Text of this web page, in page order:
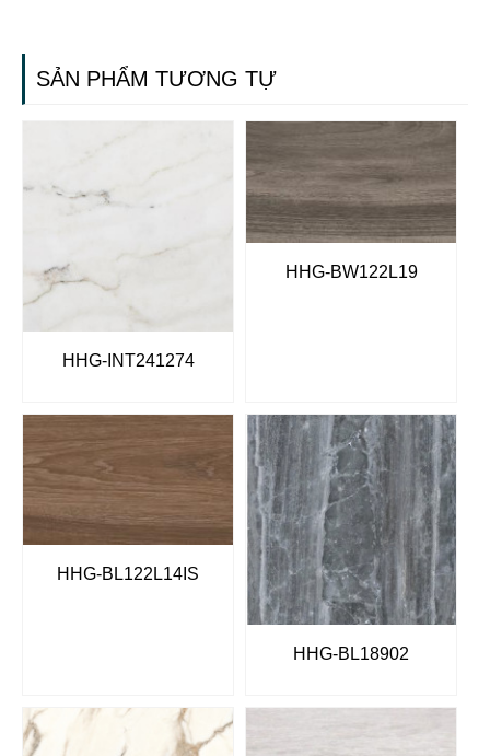
SẢN PHẨM TƯƠNG TỰ
HHG-INT241274
HHG-BW122L19
HHG-BL122L14IS
HHG-BL18902